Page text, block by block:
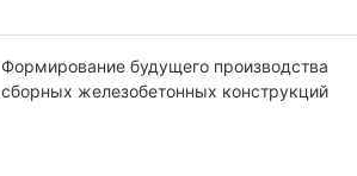
Формирование будущего производства
сборных железобетонных конструкций